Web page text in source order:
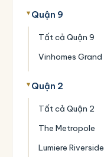
Quận 9
Tất cả Quận 9
Vinhomes Grand
Quận 2
Tất cả Quận 2
The Metropole
Lumiere Riverside